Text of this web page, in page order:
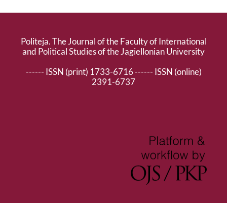
Politeja. The Journal of the Faculty of International
and Political Studies of the Jagiellonian University
------ ISSN (print) 1733-6716 ------ ISSN (online)
2391-6737